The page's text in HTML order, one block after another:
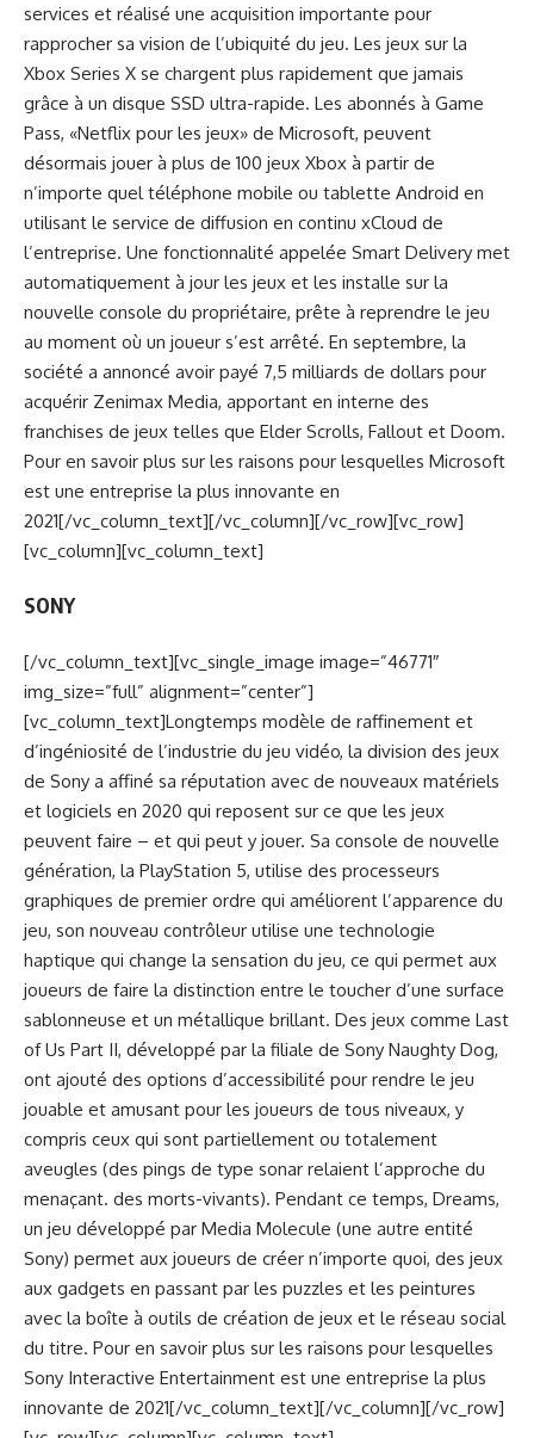
services et réalisé une acquisition importante pour
rapprocher sa vision de l’ubiquité du jeu. Les jeux sur la
Xbox Series X se chargent plus rapidement que jamais
grâce à un disque SSD ultra-rapide. Les abonnés à Game
Pass, «Netflix pour les jeux» de Microsoft, peuvent
désormais jouer à plus de 100 jeux Xbox à partir de
n’importe quel téléphone mobile ou tablette Android en
utilisant le service de diffusion en continu xCloud de
l’entreprise. Une fonctionnalité appelée Smart Delivery met
automatiquement à jour les jeux et les installe sur la
nouvelle console du propriétaire, prête à reprendre le jeu
au moment où un joueur s’est arrêté. En septembre, la
société a annoncé avoir payé 7,5 milliards de dollars pour
acquérir Zenimax Media, apportant en interne des
franchises de jeux telles que Elder Scrolls, Fallout et Doom.
Pour en savoir plus sur les raisons pour lesquelles Microsoft
est une entreprise la plus innovante en
2021[/vc_column_text][/vc_column][/vc_row][vc_row]
[vc_column][vc_column_text]
SONY
[/vc_column_text][vc_single_image image=”46771″
img_size=”full” alignment=”center”]
[vc_column_text]Longtemps modèle de raffinement et
d’ingéniosité de l’industrie du jeu vidéo, la division des jeux
de Sony a affiné sa réputation avec de nouveaux matériels
et logiciels en 2020 qui reposent sur ce que les jeux
peuvent faire – et qui peut y jouer. Sa console de nouvelle
génération, la PlayStation 5, utilise des processeurs
graphiques de premier ordre qui améliorent l’apparence du
jeu, son nouveau contrôleur utilise une technologie
haptique qui change la sensation du jeu, ce qui permet aux
joueurs de faire la distinction entre le toucher d’une surface
sablonneuse et un métallique brillant. Des jeux comme Last
of Us Part II, développé par la filiale de Sony Naughty Dog,
ont ajouté des options d’accessibilité pour rendre le jeu
jouable et amusant pour les joueurs de tous niveaux, y
compris ceux qui sont partiellement ou totalement
aveugles (des pings de type sonar relaient l’approche du
menaçant. des morts-vivants). Pendant ce temps, Dreams,
un jeu développé par Media Molecule (une autre entité
Sony) permet aux joueurs de créer n’importe quoi, des jeux
aux gadgets en passant par les puzzles et les peintures
avec la boîte à outils de création de jeux et le réseau social
du titre. Pour en savoir plus sur les raisons pour lesquelles
Sony Interactive Entertainment est une entreprise la plus
innovante de 2021[/vc_column_text][/vc_column][/vc_row]